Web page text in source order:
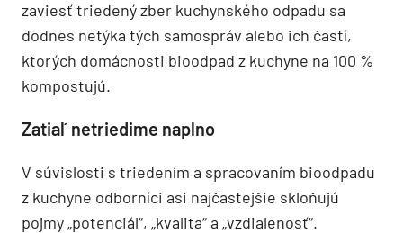
zaviesť triedený zber kuchynského odpadu sa
dodnes netýka tých samospráv alebo ich častí,
ktorých domácnosti bioodpad z kuchyne na 100 %
kompostujú.
Zatiaľ netriedime naplno
V súvislosti s triedením a spracovaním bioodpadu
z kuchyne odborníci asi najčastejšie skloňujú
pojmy „potenciál“, „kvalita“ a „vzdialenosť“.